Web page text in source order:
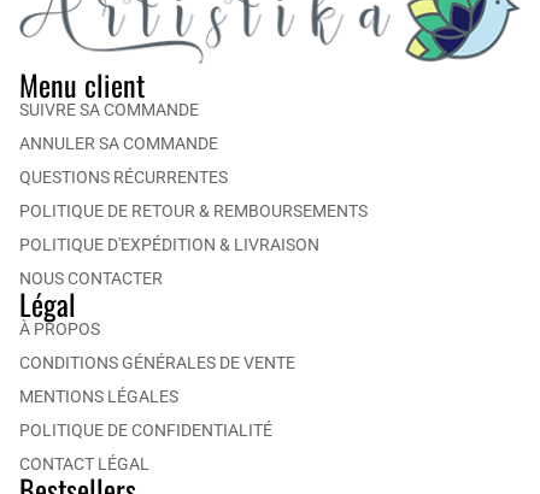
Menu client
SUIVRE SA COMMANDE
ANNULER SA COMMANDE
QUESTIONS RÉCURRENTES
POLITIQUE DE RETOUR & REMBOURSEMENTS
POLITIQUE D'EXPÉDITION & LIVRAISON
NOUS CONTACTER
Légal
À PROPOS
CONDITIONS GÉNÉRALES DE VENTE
MENTIONS LÉGALES
POLITIQUE DE CONFIDENTIALITÉ
CONTACT LÉGAL